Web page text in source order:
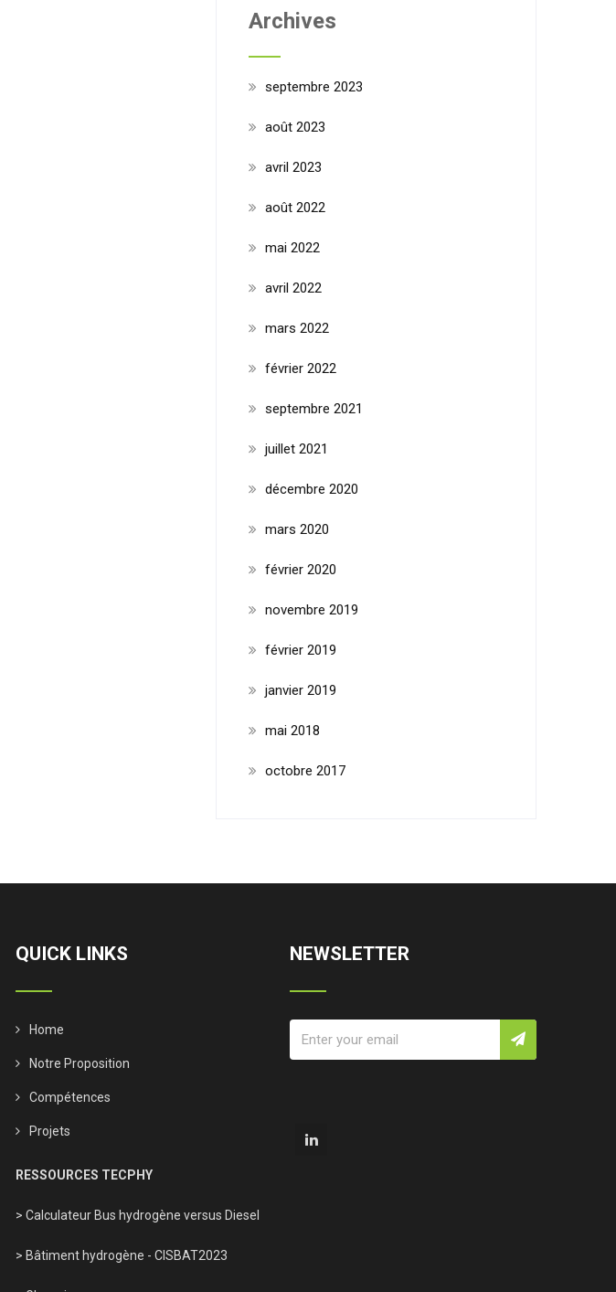
Archives
septembre 2023
août 2023
avril 2023
août 2022
mai 2022
avril 2022
mars 2022
février 2022
septembre 2021
juillet 2021
décembre 2020
mars 2020
février 2020
novembre 2019
février 2019
janvier 2019
mai 2018
octobre 2017
QUICK LINKS
Home
Notre Proposition
Compétences
Projets
RESSOURCES TECPHY
> Calculateur Bus hydrogène versus Diesel
> Bâtiment hydrogène - CISBAT2023
NEWSLETTER